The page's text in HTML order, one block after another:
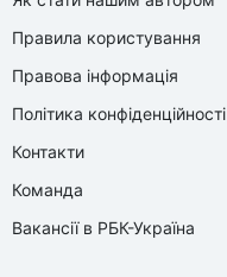
Правила користування
Правова інформація
Політика конфіденційності
Контакти
Команда
Вакансії в РБК-Україна